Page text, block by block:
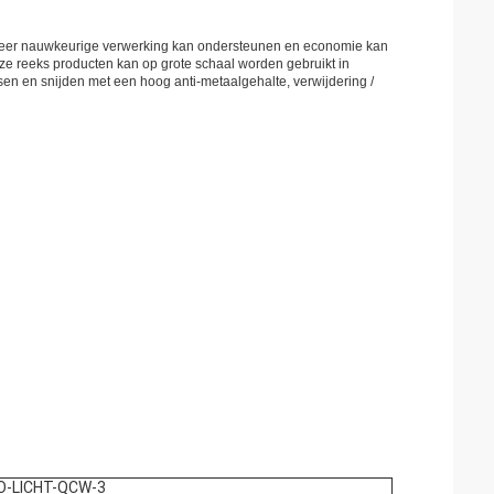
nauwkeurige verwerking kan ondersteunen en economie kan
reeks producten kan op grote schaal worden gebruikt in
en snijden met een hoog anti-metaalgehalte, verwijdering /
LICHT-QCW-3